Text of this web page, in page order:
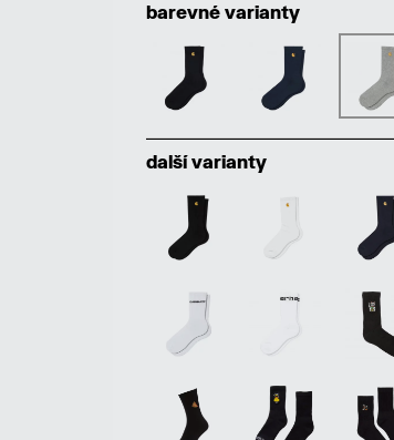
barevné varianty
další varianty